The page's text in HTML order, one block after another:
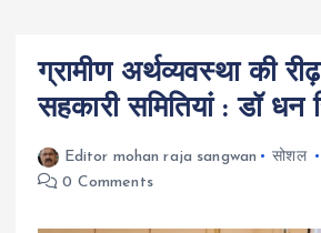
ग्रामीण अर्थव्यवस्था की
सहकारी समितियां : डॉ धन
Editor mohan raja sangwan सोशल
0 Comments